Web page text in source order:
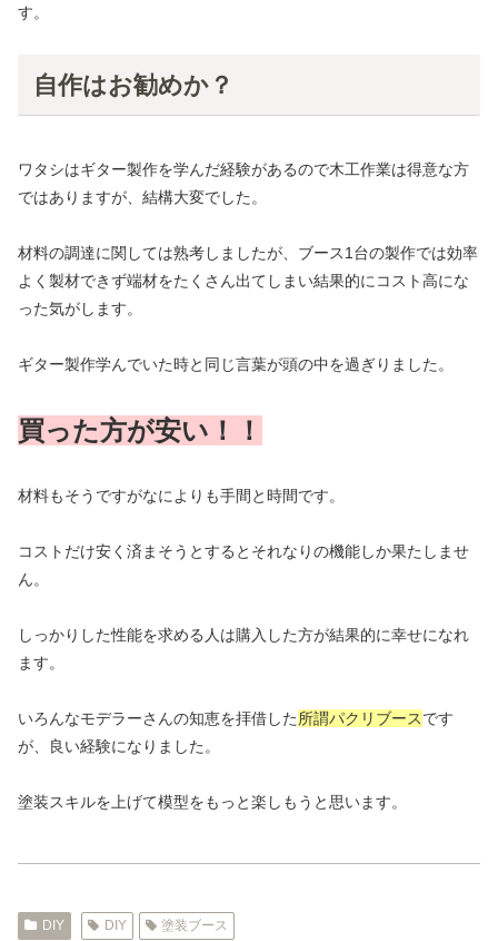
す。
自作はお勧めか？
ワタシはギター製作を学んだ経験があるので木工作業は得意な方
ではありますが、結構大変でした。
材料の調達に関しては熟考しましたが、ブース1台の製作では効率
よく製材できず端材をたくさん出てしまい結果的にコスト高にな
った気がします。
ギター製作学んでいた時と同じ言葉が頭の中を過ぎりました。
買った方が安い！！
材料もそうですがなによりも手間と時間です。
コストだけ安く済まそうとするとそれなりの機能しか果たしませ
ん。
しっかりした性能を求める人は購入した方が結果的に幸せになれ
ます。
いろんなモデラーさんの知恵を拝借した所謂パクリブースです
が、良い経験になりました。
塗装スキルを上げて模型をもっと楽しもうと思います。
DIY DIY 塗装ブース